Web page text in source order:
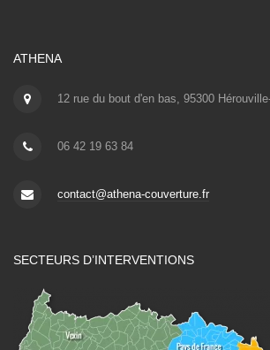
ATHENA
12 rue du bout d'en bas, 95300
06 42 19 63 84
contact@athena-couverture.fr
SECTEURS D’INTERVENTIONS